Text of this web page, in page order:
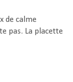
de calme
pas. La placette